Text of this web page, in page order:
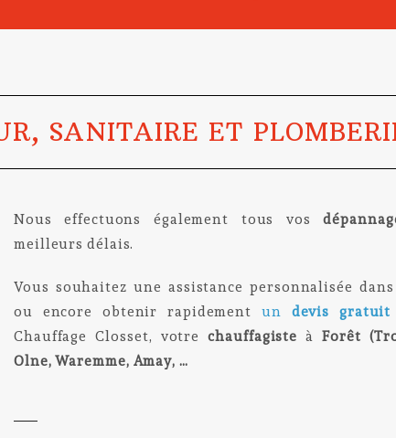
SANITAIRE ET
Nous effectuons également tous vos
meilleurs délais.
Vous souhaitez une assistance personnalisée
ou encore obtenir rapidement un devis gratuit
Chauffage Closset, votre
chauffagiste àForêt
Olne, Waremme, Amay, …